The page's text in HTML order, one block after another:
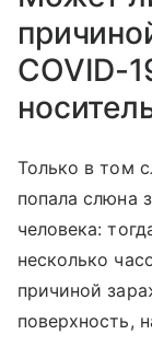
COVID-
Только в том
попала слюна
человека:
несколько
причиной
поверхность,